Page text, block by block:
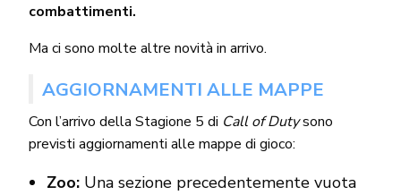
combattimenti.
Ma ci sono molte altre novità in arrivo.
AGGIORNAMENTI ALLE MAPPE
Con l’arrivo della Stagione 5 di Call of Dutysono
previsti aggiornamenti alle mappe di gioco:
Zoo:Una sezione precedentemente vuota